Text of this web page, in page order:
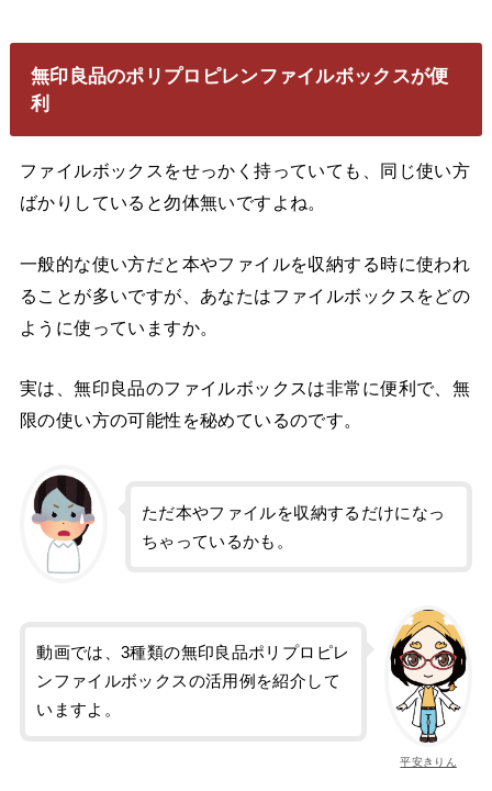
無印良品のポリプロピレンファイルボックスが便
利
ファイルボックスをせっかく持っていても、同じ使い方
ばかりしていると勿体無いですよね。
一般的な使い方だと本やファイルを収納する時に使われ
ることが多いですが、あなたはファイルボックスをどの
ように使っていますか。
実は、無印良品のファイルボックスは非常に便利で、無
限の使い方の可能性を秘めているのです。
ただ本やファイルを収納するだけになっ
ちゃっているかも。
平安きりん
動画では、3種類の無印良品ポリプロピレ
ンファイルボックスの活用例を紹介して
いますよ。